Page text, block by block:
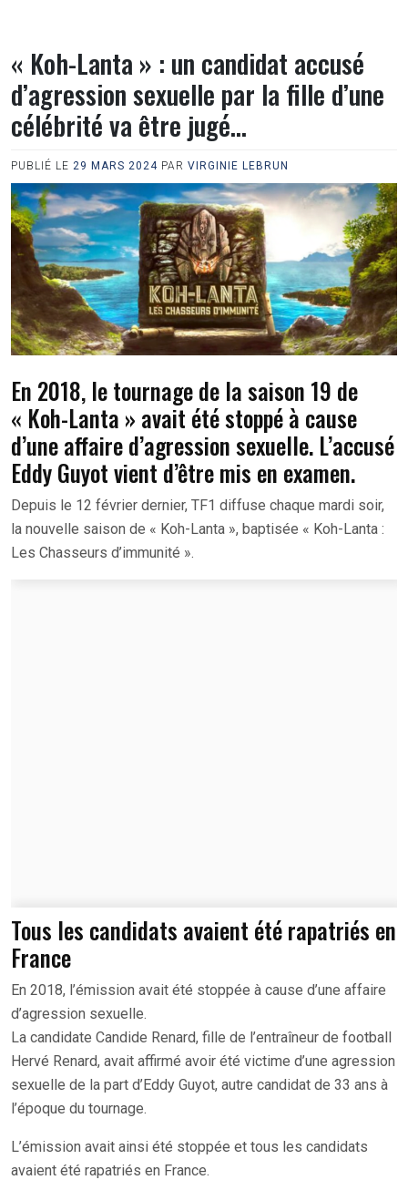
« Koh-Lanta » : un candidat accusé
d’agression sexuelle par la fille d’une
célébrité va être jugé…
PUBLIÉ LE 29 MARS 2024 PAR VIRGINIE LEBRUN
En 2018, le tournage de la saison 19 de
« Koh-Lanta » avait été stoppé à cause
d’une affaire d’agression sexuelle. L’accusé
Eddy Guyot vient d’être mis en examen.
Depuis le 12 février dernier, TF1 diffuse chaque mardi soir,
la nouvelle saison de « Koh-Lanta », baptisée « Koh-Lanta :
Les Chasseurs d’immunité ».
Tous les candidats avaient été rapatriés en
France
En 2018, l’émission avait été stoppée à cause d’une affaire
d’agression sexuelle.
La candidate Candide Renard, fille de l’entraîneur de football
Hervé Renard, avait affirmé avoir été victime d’une agression
sexuelle de la part d’Eddy Guyot, autre candidat de 33 ans à
l’époque du tournage.
L’émission avait ainsi été stoppée et tous les candidats
avaient été rapatriés en France.